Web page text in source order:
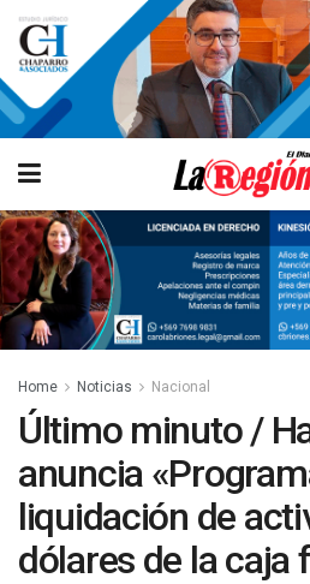
Home Noticias Nacional
Último minuto /
anuncia
liquidación de
dólares de la caja